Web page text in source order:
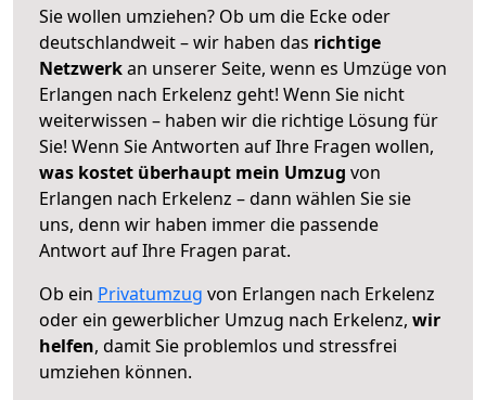
Sie wollen umziehen? Ob um die Ecke oder
deutschlandweit – wir haben das richtige
Netzwerkan unserer Seite, wenn es Umzüge von
Erlangen nach Erkelenz geht! Wenn Sie nicht
weiterwissen – haben wir die richtige Lösung für
Sie! Wenn Sie Antworten auf Ihre Fragen wollen,
was kostet überhaupt mein Umzug von
Erlangen nach Erkelenz – dann wählen Sie sie
uns, denn wir haben immer die passende
Antwort auf Ihre Fragen parat.
Ob ein Privatumzug von Erlangen nach Erkelenz
oder ein gewerblicher Umzug nach Erkelenz, wir
helfen, damit Sie problemlos und stressfrei
umziehen können.